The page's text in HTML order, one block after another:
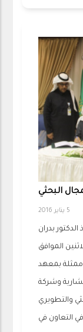
البحثي
5 يناير 2016
بدران
الموافق
ممثلة بمعهد
وشركة
والتطويري
التعاون في